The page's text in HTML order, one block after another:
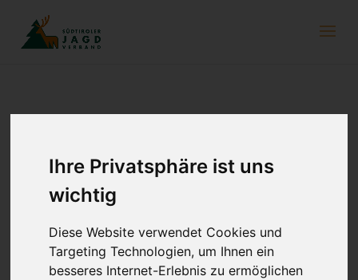
Ihre Privatsphäre ist uns
wichtig
Diese Website verwendet Cookies und
Targeting Technologien, um Ihnen ein
besseres Internet-Erlebnis zu ermöglichen
11. Dezember 2020